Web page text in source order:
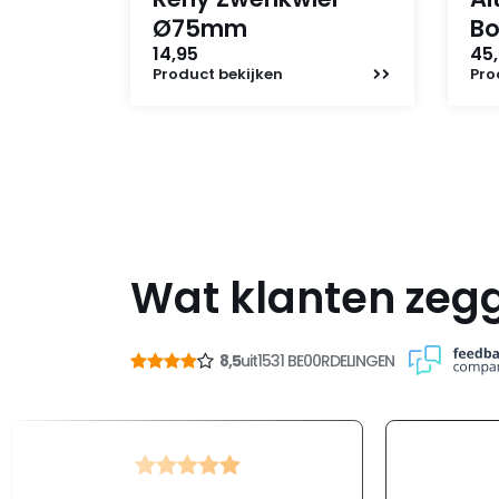
Ø75mm
14,95
Product bekijken
Wat klanten
8,5uit1531 BE00RDELINGEN